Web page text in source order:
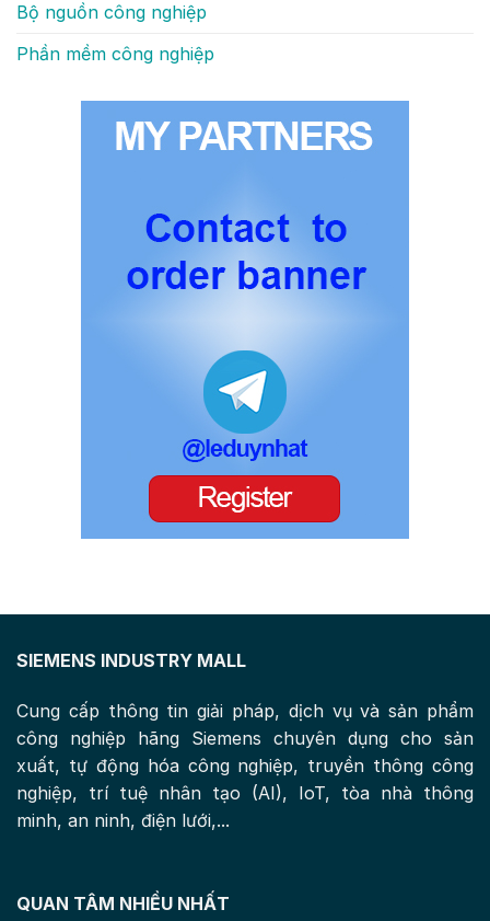
Bộ nguồn công nghiệp
Phần mềm công nghiệp
SIEMENS INDUSTRY MALL
Cung cấp thông tin giải pháp, dịch vụ và sản phẩm
công nghiệp hãng Siemens chuyên dụng cho sản
xuất, tự động hóa công nghiệp, truyền thông công
nghiệp, trí tuệ nhân tạo (AI), IoT, tòa nhà thông
minh, an ninh, điện lưới,...
QUAN TÂM NHIỀU NHẤT